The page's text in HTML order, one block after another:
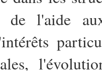
de l'aide